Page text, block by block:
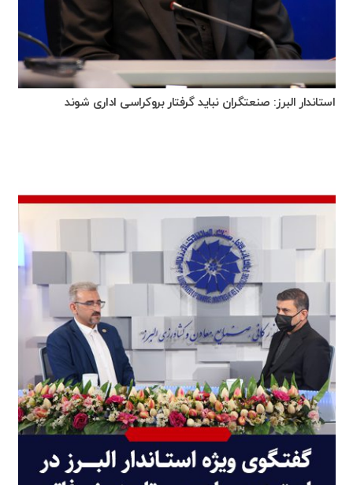
استاندار البرز: صنعتگران نباید گرفتار بروکراسی اداری شوند